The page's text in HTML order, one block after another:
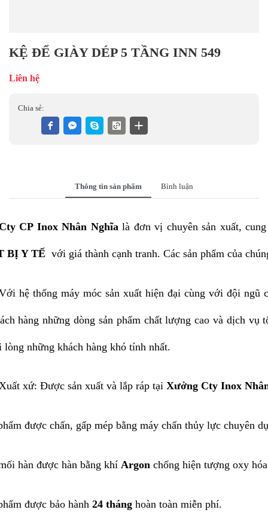
KỆ ĐỂ GIÀY DÉP 5 TẦNG INN 549
Liên hệ
Chia sẻ:
Thông tin sản phẩm Bình luận
CP Inox Nhân Nghĩa là đơn vị chuyên sản xuất,
BỊ Y TẾ với giá thành cạnh tranh. Các sản phẩm của
hệ thống máy móc sản xuất hiện đại cùng với đội ngũ
hàng những dòng sản phẩm chất lượng cao và dịch
lòng những khách hàng khó tính nhất.
xứ: Được sản xuất và lắp ráp tại Xưởng Cty Inox
được chấn, gấp mép bằng máy chấn thủy lực chuyên
hàn được hàn bằng khí Argon chống hiện tượng oxy
được bảo hành 24 thánghoàn toàn miễn phí.